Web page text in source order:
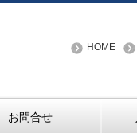
HOME
お問合せ